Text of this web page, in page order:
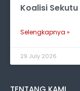
Koalisi Sekutu
Selengkapnya »
29 July 2026